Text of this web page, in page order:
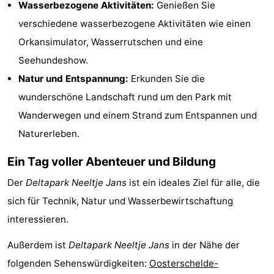
Schwimmbader
Radfahren
Wandern
-
Reiten
Golfplatze
Surfen
-
Sportangeln
-
Tauchen
Seehunden
Essen
und
Veranstaltungen
Wasserbezogene Aktivitäten: Genießen Sie
verschiedene wasserbezogene Aktivitäten wie einen
Orkansimulator, Wasserrutschen und eine
Seehundeshow.
Natur und Entspannung: Erkunden Sie die
wunderschöne Landschaft rund um den Park mit
Wanderwegen und einem Strand zum Entspannen und
Naturerleben.
Ein Tag voller Abenteuer und Bildung
Der Deltapark Neeltje Jans ist ein ideales Ziel für alle, die
sich für Technik, Natur und Wasserbewirtschaftung
interessieren.
Außerdem ist Deltapark Neeltje Jans in der Nähe der
folgenden Sehenswürdigkeiten: Oosterschelde-